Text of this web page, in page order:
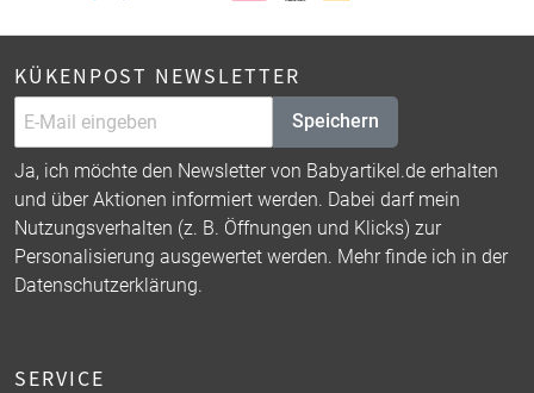
KÜKENPOST NEWSLETTER
Speichern
Ja, ich möchte den Newsletter von Babyartikel.de erhalten
und über Aktionen informiert werden. Dabei darf mein
Nutzungsverhalten (z. B. Öffnungen und Klicks) zur
Personalisierung ausgewertet werden. Mehr finde ich in der
Datenschutzerklärung.
SERVICE